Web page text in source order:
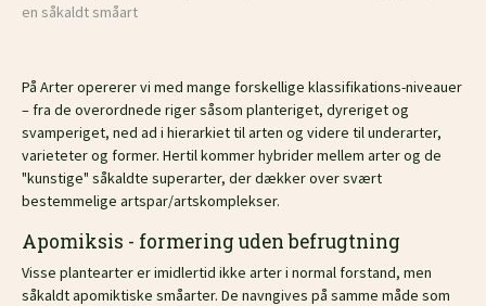
en såkaldt småart
På Arter opererer vi med mange forskellige klassifikations-niveauer
– fra de overordnede riger såsom planteriget, dyreriget og
svamperiget, ned ad i hierarkiet til arten og videre til underarter,
varieteter og former. Hertil kommer hybrider mellem arter og de
"kunstige" såkaldte superarter, der dækker over svært
bestemmelige artspar/artskomplekser.
Apomiksis - formering uden befrugtning
Visse plantearter er imidlertid ikke arter i normal forstand, men
såkaldt apomiktiske småarter. De navngives på samme måde som